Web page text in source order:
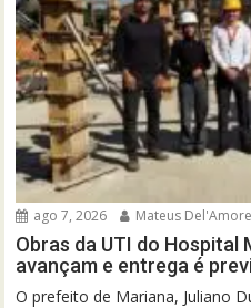
ago 7, 2026 Mateus Del'Amore
Obras da UTI do Hospital
avançam e entrega é
O prefeito de Mariana, Juliano